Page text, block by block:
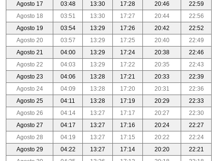
Agosto 17
03:48 13:30 17:28 20:46
22:59
Agosto 18
03:51 13:30 17:27 20:44
22:56
Agosto 19
03:54 13:29 17:26 20:42
22:52
Agosto 20
03:57 13:29 17:25 20:40
22:49
Agosto 21
04:00 13:29 17:24 20:38
22:46
Agosto 22
04:03 13:29 17:22 20:35
22:43
Agosto 23
04:06 13:28 17:21 20:33
22:39
Agosto 24
04:09 13:28 17:20 20:31
22:36
Agosto 25
04:11 13:28 17:19 20:29
22:33
Agosto 26
04:14 13:27 17:17 20:27
22:30
Agosto 27
04:17 13:27 17:16 20:24
22:27
Agosto 28
04:19 13:27 17:15 20:22
22:24
Agosto 29
04:22 13:27 17:14 20:20
22:21